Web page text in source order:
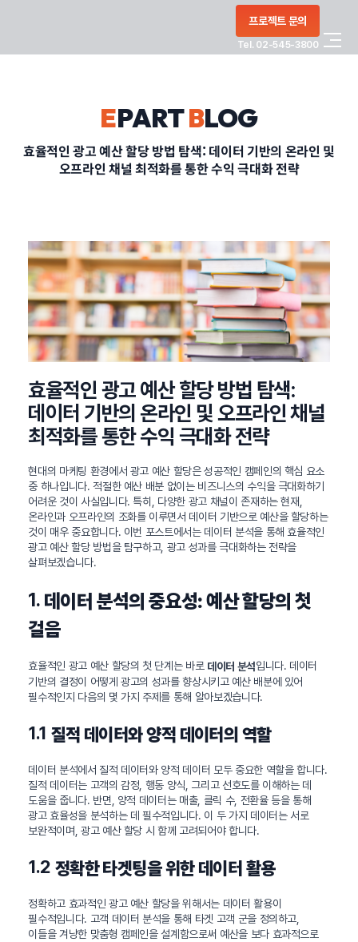
프로젝트 문의
Tel. 02-545-3800
PORTFOLIO
CONTACT
정부지원사업
EPARTBLOG
효율적인 광고 예산 할당 방법 탐색: 데이터 기반의 온라인 및
오프라인 채널 최적화를 통한 수익 극대화 전략
효율적인 광고 예산 할당 방법 탐색:
데이터 기반의 온라인 및 오프라인 채널
최적화를 통한 수익 극대화 전략
현대의 마케팅 환경에서 광고 예산 할당은 성공적인 캠페인의 핵심 요소
중 하나입니다. 적절한 예산 배분 없이는 비즈니스의 수익을 극대화하기
어려운 것이 사실입니다. 특히, 다양한 광고 채널이 존재하는 현재,
온라인과 오프라인의 조화를 이루면서 데이터 기반으로 예산을 할당하는
것이 매우 중요합니다. 이번 포스트에서는 데이터 분석을 통해 효율적인
광고 예산 할당 방법을 탐구하고, 광고 성과를 극대화하는 전략을
살펴보겠습니다.
1. 데이터 분석의 중요성: 예산 할당의 첫
걸음
효율적인 광고 예산 할당의 첫 단계는 바로 데이터 분석입니다. 데이터
기반의 결정이 어떻게 광고의 성과를 향상시키고 예산 배분에 있어
필수적인지 다음의 몇 가지 주제를 통해 알아보겠습니다.
1.1 질적 데이터와 양적 데이터의 역할
데이터 분석에서 질적 데이터와 양적 데이터 모두 중요한 역할을 합니다.
질적 데이터는 고객의 감정, 행동 양식, 그리고 선호도를 이해하는 데
도움을 줍니다. 반면, 양적 데이터는 매출, 클릭 수, 전환율 등을 통해
광고 효율성을 분석하는 데 필수적입니다. 이 두 가지 데이터는 서로
보완적이며, 광고 예산 할당 시 함께 고려되어야 합니다.
1.2 정확한 타겟팅을 위한 데이터 활용
정확하고 효과적인 광고 예산 할당을 위해서는 데이터 활용이
필수적입니다. 고객 데이터 분석을 통해 타겟 고객 군을 정의하고,
이들을 겨냥한 맞춤형 캠페인을 설계함으로써 예산을 보다 효과적으로